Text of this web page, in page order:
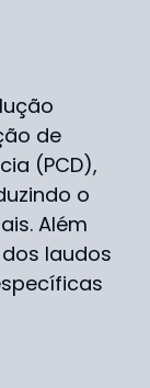
de
(PCD),
o
Além
laudos